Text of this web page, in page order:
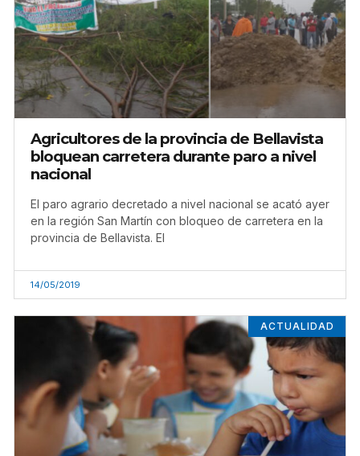
Agricultores de la provincia de Bellavista
bloquean carretera durante paro a nivel
nacional
El paro agrario decretado a nivel nacional se acató ayer
en la región San Martín con bloqueo de carretera en la
provincia de Bellavista. El
14/05/2019
ACTUALIDAD